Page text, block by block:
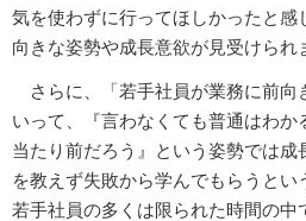
気を使わずに行ってほしかったと感
向きな姿勢や成長意欲が見受けられ
さらに、「若手社員が業務に前向
いって、『言わなくても普通はわか
当たり前だろう』という姿勢では成
を教えず失敗から学んでもらうとい
若手社員の多くは限られた時間の中